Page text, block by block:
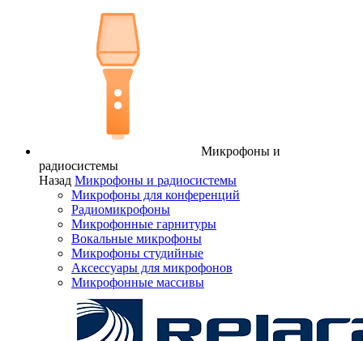
Микрофоны и
радиосистемы
Назад Микрофоны и радиосистемы
Микрофоны для конференций
Радиомикрофоны
Микрофонные гарнитуры
Вокальные микрофоны
Микрофоны студийные
Аксессуары для микрофонов
Микрофонные массивы